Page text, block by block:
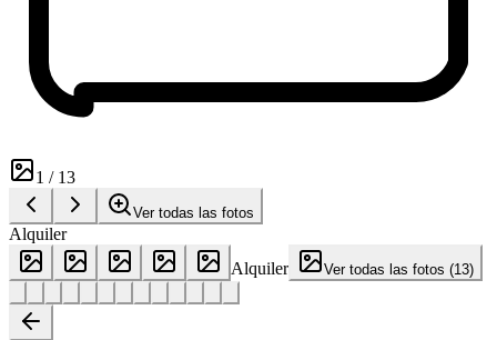
1 / 13
Ver todas las fotos
Alquiler
Alquiler
Ver todas las fotos (13)